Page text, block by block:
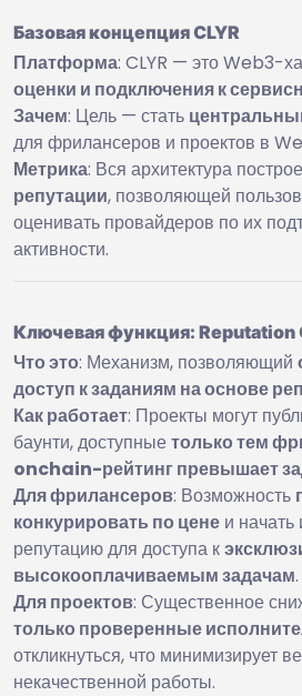
Базовая концепция CLYR
Платформа: CLYR — это Web3-
оценки и подключения к
Зачем: Цель — стать
для фрилансеров и проектов в
Метрика: Вся архитектура
репутации, позволяющей
оценивать провайдеров по их
активности.
Ключевая функция: Reputation
Что это: Механизм, позволяющий
доступ к заданиям на основе
Как работает: Проекты могут
баунти, доступныетолько тем
onchain-рейтинг превышает
Для фрилансеров: Возможность
конкурировать по цене и
репутацию для доступа к
высокооплачиваемым задачам.
Для проектов: Существенное
только проверенные
откликнуться, что минимизирует
некачественной работы.